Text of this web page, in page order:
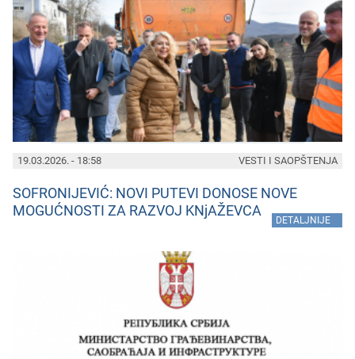
19.03.2026. - 18:58
SOFRONIJEVIĆ: NOVI PUTEVI DONOSE NOVE
MOGUĆNOSTI ZA RAZVOJ KNjAŽEVCA
DETALJNIJE
VESTI I SAOPŠTENJA